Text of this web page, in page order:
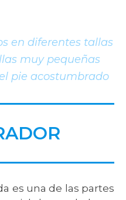
en diferentes tallas
muy pequeñas
pie acostumbrado
es una de las partes